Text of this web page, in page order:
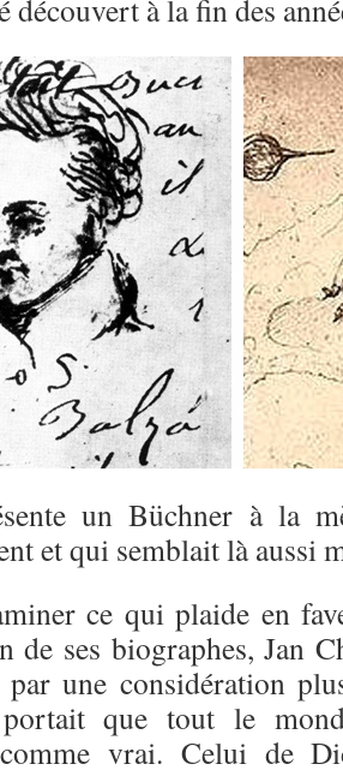
découvert à la fin des
un Büchner à la
et qui semblait là aussi
ce qui plaide en
de ses biographes, Jan
une considération
que tout le
vrai. Celui de